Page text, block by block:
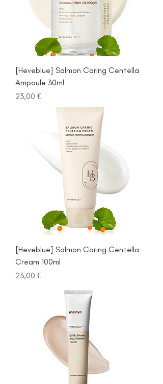
[Heveblue] Salmon Caring Centella
Ampoule 30ml
Prezzo
23,00 €
[Heveblue] Salmon Caring Centella
Cream 100ml
Prezzo
23,00 €